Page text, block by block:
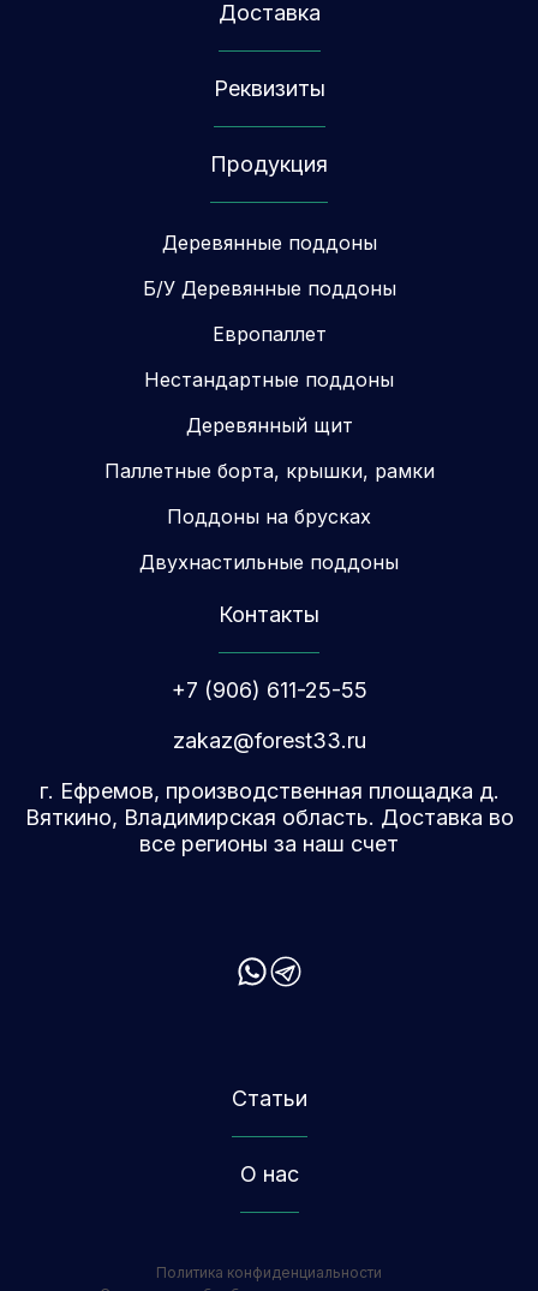
Доставка
Реквизиты
Продукция
Деревянные поддоны
Б/У Деревянные поддоны
Европаллет
Нестандартные поддоны
Деревянный щит
Паллетные борта, крышки, рамки
Поддоны на брусках
Двухнастильные поддоны
Контакты
+7 (906) 611-25-55
zakaz@forest33.ru
г. Ефремов, производственная площадка д.
Вяткино, Владимирская область. Доставка во
все регионы за наш счет
Статьи
О нас
Политика конфиденциальности